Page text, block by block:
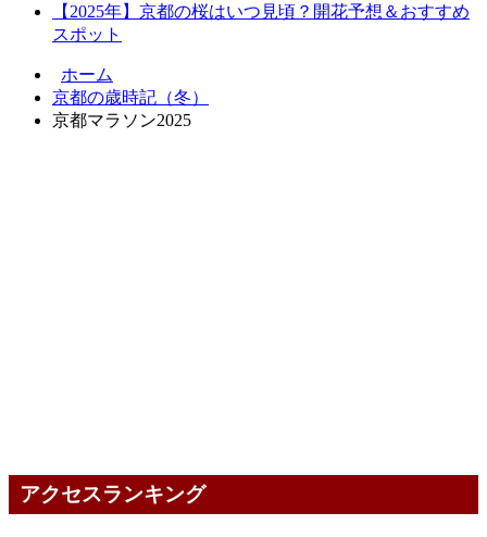
【2025年】京都の桜はいつ見頃？開花予想＆おすすめ
スポット
ホーム
京都の歳時記（冬）
京都マラソン2025
アクセスランキング